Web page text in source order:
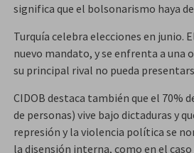
significa que el bolsonarismo haya
Turquía celebra elecciones en junio.
nuevo mandato, y se enfrenta a una
su principal rival no pueda
CIDOB destaca también que el 70%
de personas) vive bajo dictaduras y
represión y la violencia política se
la disensión interna, como en el